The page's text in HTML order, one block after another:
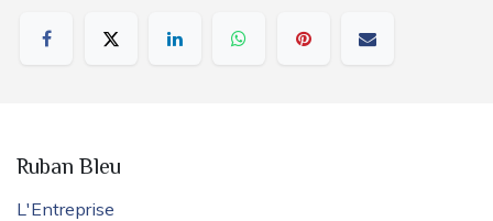
Ruban Bleu
L'Entreprise